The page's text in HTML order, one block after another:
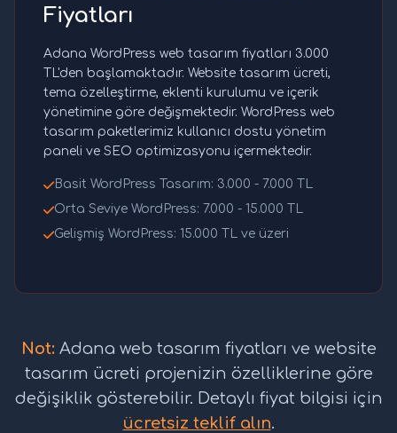
Fiyatları
Adana WordPress web tasarım fiyatları 3.000
TL'den başlamaktadır. Website tasarım ücreti,
tema özelleştirme, eklenti kurulumu ve içerik
yönetimine göre değişmektedir. WordPress web
tasarım paketlerimiz kullanıcı dostu yönetim
paneli ve SEO optimizasyonu içermektedir.
Basit WordPress Tasarım: 3.000 - 7.000 TL
Orta Seviye WordPress: 7.000 - 15.000 TL
Gelişmiş WordPress: 15.000 TL ve üzeri
Not:Adana web tasarım fiyatları ve website
tasarım ücreti projenizin özelliklerine göre
değişiklik gösterebilir. Detaylı fiyat bilgisi için
ücretsiz teklif alın.